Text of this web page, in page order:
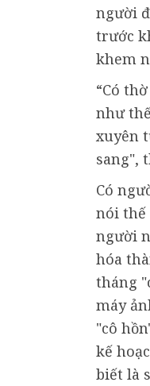
người
trước
khem
“Có
như
xuyên
sang",
Có
nói thế
người
hóa
tháng
máy
"cô
kế
biết là